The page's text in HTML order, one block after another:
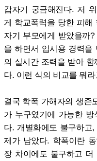
갑자기 궁금해진다. 저
게 학교폭력을 당한 피해
자기 부모에게 받았을까
을 하면서 입시용 경력을
의 실시간 조력을 받아
다. 이런 식의 비교를 뭐
결국 학폭 가해자의 생존
가 누구였기에 가능한
다. 개별화에도 불구하고
제가 남았다. 학폭이란
장 차이에도 불구하고